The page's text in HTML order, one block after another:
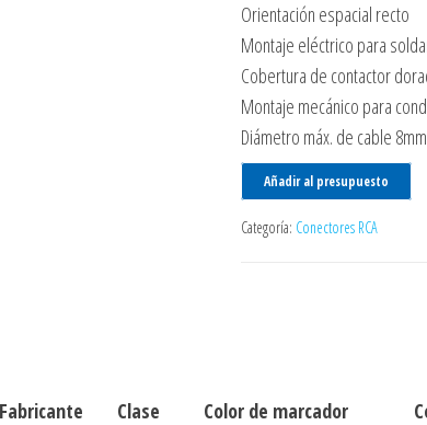
Orientación espacial recto
Montaje eléctrico para
Cobertura de contactor
Montaje mecánico para
Diámetro máx. de cable 8mm
Añadir al presupuesto
Categoría: Conectores RCA
Fabricante Clase Color de marcador